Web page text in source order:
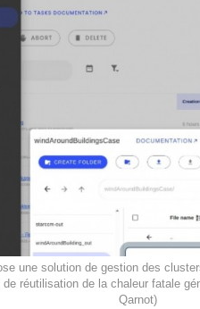
une solution de gestion des
de réutilisation de la chaleur fatale
Qarnot)